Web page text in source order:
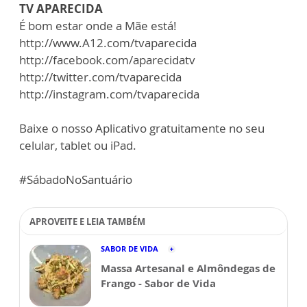
TV APARECIDA
É bom estar onde a Mãe está!
http://www.A12.com/tvaparecida
http://facebook.com/aparecidatv
http://twitter.com/tvaparecida
http://instagram.com/tvaparecida
Baixe o nosso Aplicativo gratuitamente no seu
celular, tablet ou iPad.
#SábadoNoSantuário
APROVEITE E LEIA TAMBÉM
SABOR DE VIDA
Massa Artesanal e Almôndegas de
Frango - Sabor de Vida